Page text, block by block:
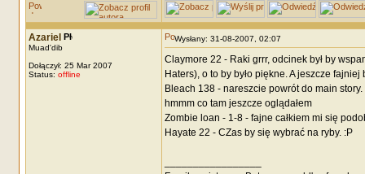
Azariel
Muad'dib
Dołączył: 25 Mar 2007
Status: offline
Wysłany: 31-08-2007, 02:07
Claymore 22 - Raki grrr, odcinek był by
Haters), o to by było piękne. A jeszcze
Bleach 138 - nareszcie powrót do main
hmmm co tam jeszcze oglądałem
Zombie loan - 1-8 - fajne całkiem mi się
Hayate 22 - CZas by się wybrać na ryby. :P